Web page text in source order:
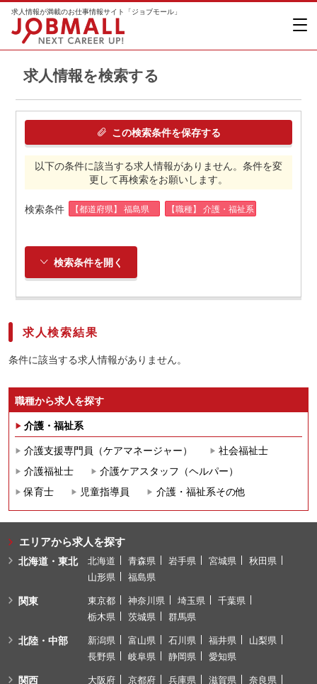
求人情報が満載のお仕事情報サイト「ジョブモール」
求人情報を検索する
この検索条件を保存する
以下の条件に該当する求人情報がありません。条件を変
更して再検索をお願いします。
検索条件 【都道府県】 福島県 【職種】 介護・福祉系
検索条件を開く
求人検索結果
条件に該当する求人情報がありません。
職種から求人を探す
介護・福祉系
介護支援専門員（ケアマネージャー）
社会福祉士
介護福祉士
介護ケアスタッフ（ヘルパー）
保育士
児童指導員 介護・福祉系その他
エリアから求人を探す
北海道・東北 北海道 青森県 岩手県 宮城県
秋田県
山形県
福島県
関東 東京都 神奈川県 埼玉県
千葉県
栃木県
茨城県 群馬県
北陸・中部 新潟県 富山県 石川県 福井県
山梨県
長野県
岐阜県 静岡県 愛知県
関西 大阪府 京都府 兵庫県 滋賀県
奈良県